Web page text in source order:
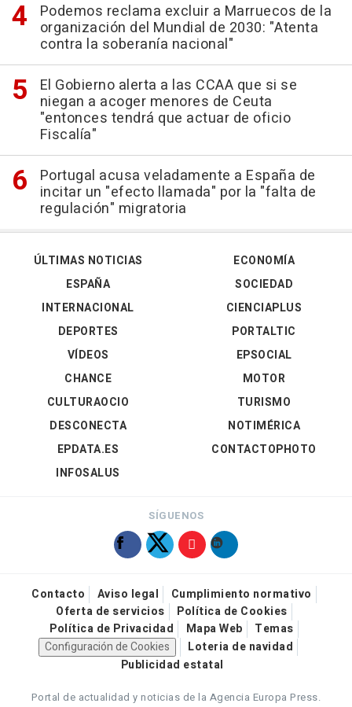
Podemos reclama excluir a Marruecos de la
organización del Mundial de 2030: "Atenta
contra la soberanía nacional"
El Gobierno alerta a las CCAA que si se
niegan a acoger menores de Ceuta
"entonces tendrá que actuar de oficio
Fiscalía"
Portugal acusa veladamente a España de
incitar un "efecto llamada" por la "falta de
regulación" migratoria
ÚLTIMAS NOTICIAS
ESPAÑA
INTERNACIONAL
DEPORTES
VÍDEOS
ECONOMÍA
SOCIEDAD
CIENCIAPLUS
PORTALTIC
EPSOCIAL
CHANCE
CULTURAOCIO
DESCONECTA
EPDATA.ES
INFOSALUS
MOTOR
TURISMO
NOTIMÉRICA
CONTACTOPHOTO
SÍGUENOS
Contacto Aviso legal
Cumplimiento normativo
Oferta de servicios
Política de Cookies
Política de Privacidad
Mapa Web
Temas
Configuración de Cookies
Loteria de navidad
Publicidad estatal
Portal de actualidad y noticias de la Agencia Europa Press.